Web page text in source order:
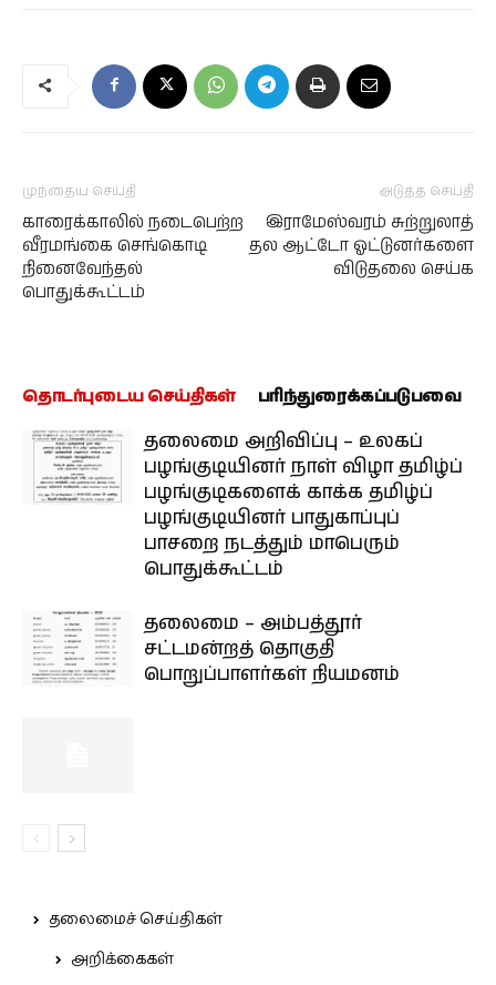
முந்தைய செய்தி
காரைக்காலில் நடைபெற்ற
வீரமங்கை செங்கொடி
நினைவேந்தல்
பொதுக்கூட்டம்
அடுத்த செய்தி
இராமேஸ்வரம் சுற்றுலாத்
தல ஆட்டோ ஓட்டுனர்களை
விடுதலை செய்க
தொடர்புடைய செய்திகள் பரிந்துரைக்கப்படுபவை
தலைமை அறிவிப்பு – உலகப்
பழங்குடியினர் நாள் விழா தமிழ்ப்
பழங்குடிகளைக் காக்க தமிழ்ப்
பழங்குடியினர் பாதுகாப்புப்
பாசறை நடத்தும் மாபெரும்
பொதுக்கூட்டம்
தலைமை – அம்பத்தூர்
சட்டமன்றத் தொகுதி
பொறுப்பாளர்கள் நியமனம்
தலைமைச் செய்திகள்
அறிக்கைகள்